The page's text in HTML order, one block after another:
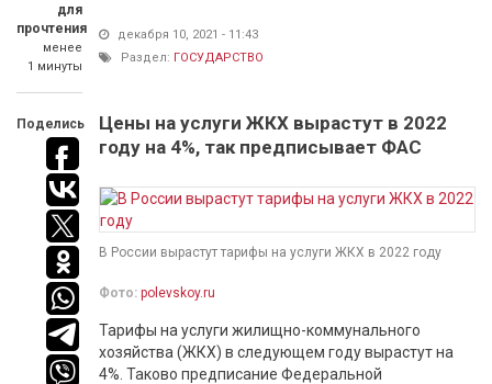
для
прочтения
менее
1 минуты
Поделись
декабря 10, 2021 - 11:43
Раздел: ГОСУДАРСТВО
Цены на услуги ЖКХ вырастут в 2022
году на 4%, так предписывает ФАС
В России вырастут тарифы на услуги ЖКХ в 2022 году
Фото: polevskoy.ru
Тарифы на услуги жилищно-коммунального
хозяйства (ЖКХ) в следующем году вырастут на
4%. Таково предписание Федеральной